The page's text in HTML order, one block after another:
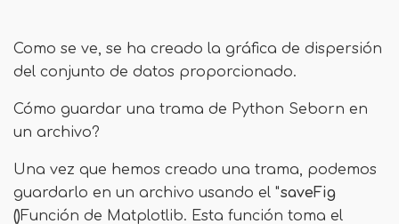
Como se ve, se ha creado la gráfica de dispersión
del conjunto de datos proporcionado.
Cómo guardar una trama de Python Seborn en
un archivo?
Una vez que hemos creado una trama, podemos
guardarlo en un archivo usando el "saveFig
()Función de Matplotlib. Esta función toma el